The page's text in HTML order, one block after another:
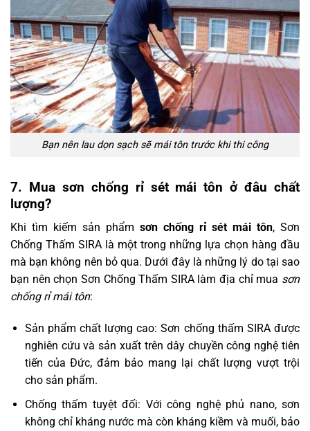
Bạn nên lau dọn sạch sẽ mái tôn trước khi thi công
7. Mua sơn chống rỉ sét mái tôn ở đâu chất
lượng?
Khi tìm kiếm sản phẩm sơn chống rỉ sét mái tôn, Sơn
Chống Thấm SIRA là một trong những lựa chọn hàng đầu
mà bạn không nên bỏ qua. Dưới đây là những lý do tại sao
bạn nên chọn Sơn Chống Thấm SIRA làm địa chỉ mua sơn
chống rỉ mái tôn:
Sản phẩm chất lượng cao: Sơn chống thấm SIRA được
nghiên cứu và sản xuất trên dây chuyền công nghệ tiên
tiến của Đức, đảm bảo mang lại chất lượng vượt trội
cho sản phẩm.
Chống thấm tuyệt đối: Với công nghệ phủ nano, sơn
không chỉ kháng nước mà còn kháng kiềm và muối, bảo